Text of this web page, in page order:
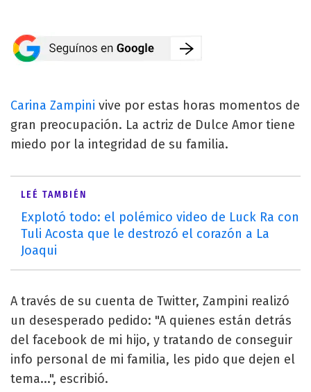
Carina Zampini vive por estas horas momentos de
gran preocupación. La actriz de Dulce Amor tiene
miedo por la integridad de su familia.
LEÉ TAMBIÉN
Explotó todo: el polémico video de Luck Ra con
Tuli Acosta que le destrozó el corazón a La
Joaqui
A través de su cuenta de Twitter, Zampini realizó
un desesperado pedido: "A quienes están detrás
del facebook de mi hijo, y tratando de conseguir
info personal de mi familia, les pido que dejen el
tema...", escribió.